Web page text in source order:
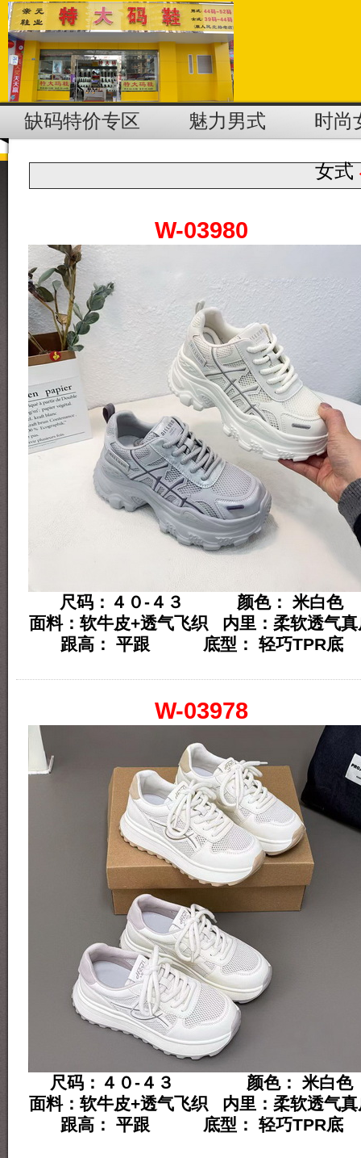
缺码特价专区 魅力男式 时尚
女式
W-03980
尺码：４０-４３ 颜色： 米白色
面料：软牛皮+透气飞织 内里：柔软透气真
跟高： 平跟 底型： 轻巧TPR底
W-03978
尺码：４０-４３ 颜色： 米白色
面料：软牛皮+透气飞织 内里：柔软透气真
跟高： 平跟 底型： 轻巧TPR底